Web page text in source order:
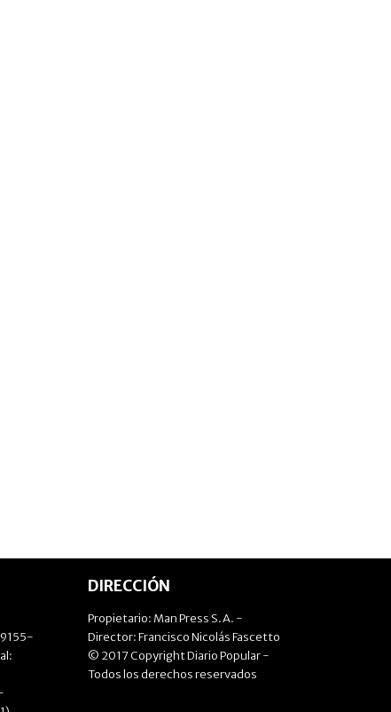
DIRECCIÓN
Propietario: Man Press S.A. -
Director: Francisco Nicolás Fascetto
© 2017 Copyright Diario Popular -
Todos los derechos reservados